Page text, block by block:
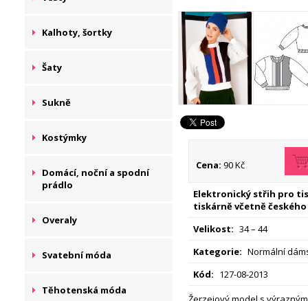
Kalhoty, šortky
Šaty
Sukně
Kostýmky
Domácí, noční a spodní
prádlo
Overaly
Svatební móda
Těhotenská móda
Cena: 90 Kč
Elektronický střih pro
tiskárně včetně českého
Velikost: 34 – 44
Kategorie: Normální
Kód: 127-08-2013